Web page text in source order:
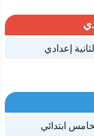
إعدادي
ابتدائي